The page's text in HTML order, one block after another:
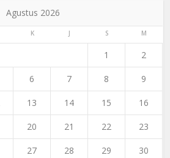
Agustus 2026
K J S M
1 2
6 7 8 9
13 14 15 16
20 21 22 23
27 28 29 30